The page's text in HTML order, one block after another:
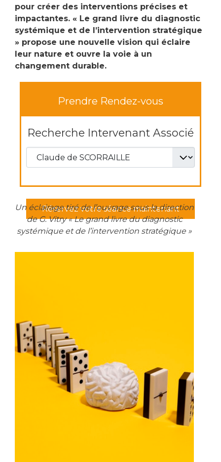
pour créer des interventions précises et
impactantes. « Le grand livre du diagnostic
systémique et de l’intervention stratégique
» propose une nouvelle vision qui éclaire
leur nature et ouvre la voie à un
changement durable.
Prendre Rendez-vous
Recherche Intervenant Associé
Réservez votre séance maintenant
Un éclairage tiré de l’ouvrage sous la direction
de G. Vitry « Le grand livre du diagnostic
systémique et de l’intervention stratégique »